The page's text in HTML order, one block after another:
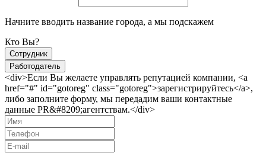
Начните вводить название города, а мы подскажем
Кто Вы?
Сотрудник
Работодатель
<div>Если Вы желаете управлять репутацией компании, <a
href="#" id="gotoreg" class="gotoreg">зарегистрируйтесь</a>,
либо заполните форму, мы передадим ваши контактные
данные PR&#8209;агентствам.</div>